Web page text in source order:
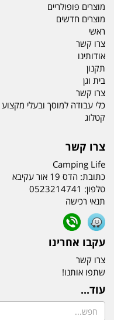
מוצרים פופולריים
מוצרים חדשים
ראשי
צרו קשר
אודותינו
תקנון
בית וגן
צרו קשר
כלי עבודה למוסך ובעלי מקצוע
קטלוג
צרו קשר
Camping Life
כתובת: הדס 19 אור עקיבא
טלפון: 0523214741
תנאי רכישה
עקבו אחרינו
צרו קשר
שתפו אותנו!
עוד...